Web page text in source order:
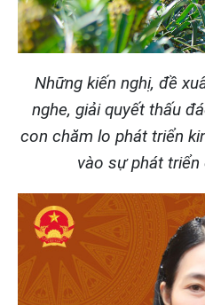
Những kiến nghị, đề
nghe, giải quyết thấu
con chăm lo phát triển
vào sự phát triển